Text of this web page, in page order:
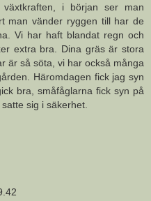
i början ser man
man vänder ryggen till har de
Vi har haft blandat regn och
extra bra. Dina gräs är stora
är så söta, vi har också många
Häromdagen fick jag syn
bra, småfåglarna fick syn på
sig i säkerhet.